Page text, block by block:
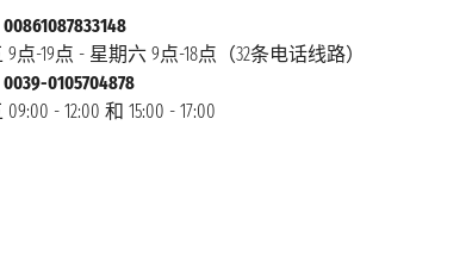
点-19点 - 星期六 9点-18点（32条电话线路）
0105704878
- 12:00 和 15:00 - 17:00